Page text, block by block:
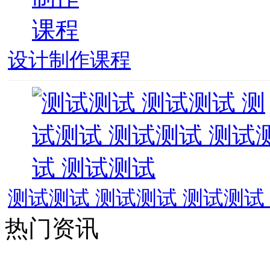
设计制作课程
测试测试 测试测试 测试测
热门资讯